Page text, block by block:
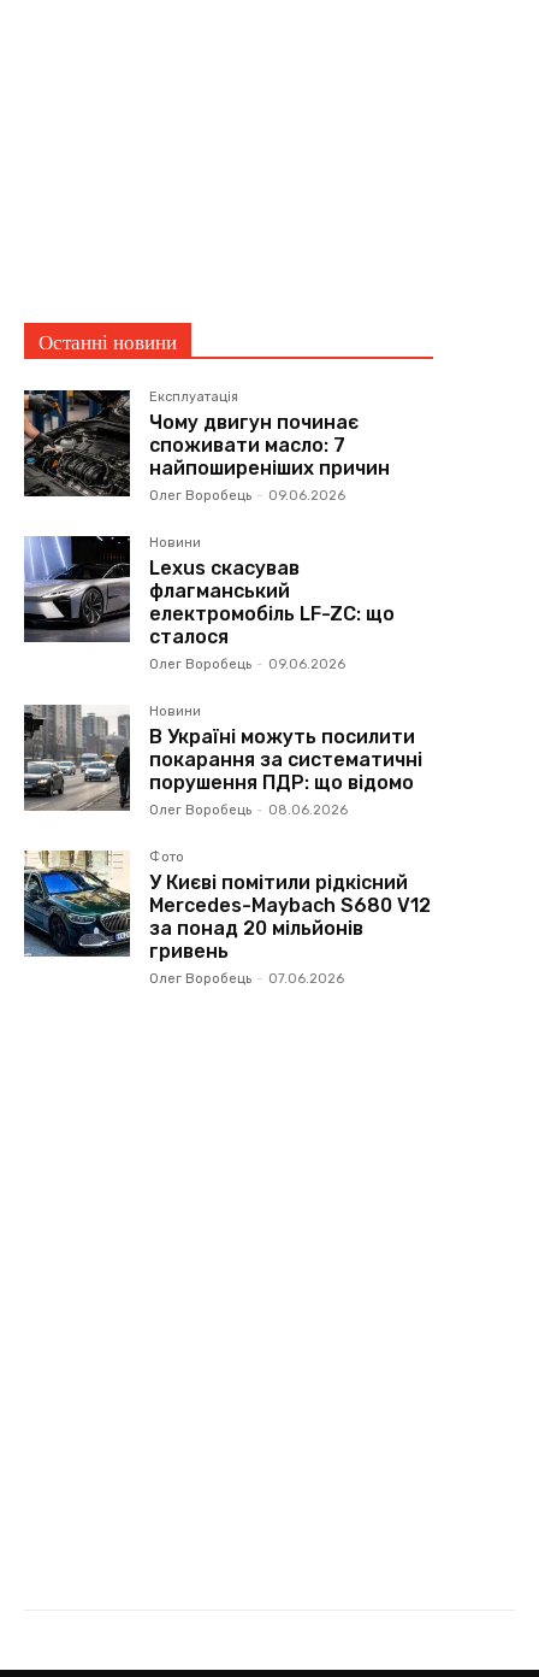
Останні новини
Експлуатація
Чому двигун починає
споживати масло: 7
найпоширеніших причин
Олег Воробець - 09.06.2026
Новини
Lexus скасував
флагманський
електромобіль LF-ZC: що
сталося
Олег Воробець - 09.06.2026
Новини
В Україні можуть посилити
покарання за систематичні
порушення ПДР: що відомо
Олег Воробець - 08.06.2026
Фото
У Києві помітили рідкісний
Mercedes-Maybach S680 V12
за понад 20 мільйонів
гривень
Олег Воробець - 07.06.2026